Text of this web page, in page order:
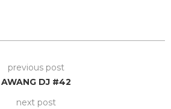
previous post
AWANG DJ #42
next post